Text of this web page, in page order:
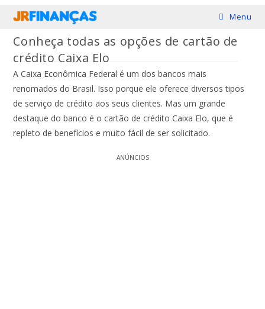
conteúdo
Menu
Conheça todas as opções de cartão de
crédito Caixa Elo
A Caixa Econômica Federal é um dos bancos mais
renomados do Brasil. Isso porque ele oferece diversos tipos
de serviço de crédito aos seus clientes. Mas um grande
destaque do banco é o cartão de crédito Caixa Elo, que é
repleto de benefícios e muito fácil de ser solicitado.
ANÚNCIOS